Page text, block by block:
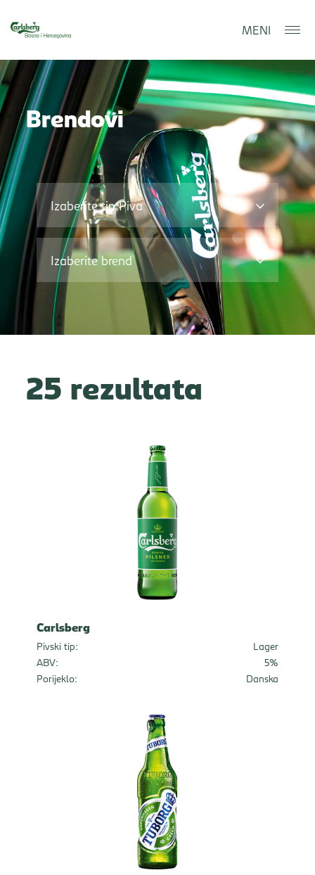
MENI
Brendovi
Traži
Izaberite tip Piva
Izaberite brend
25 rezultata
Carlsberg
Pivski tip:
Lager
ABV:
5%
Porijeklo:
Danska